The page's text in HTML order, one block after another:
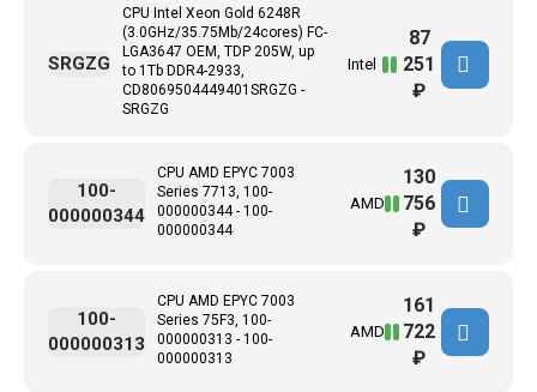
CPU Intel Xeon Gold 6248R
(3.0GHz/35.75Mb/24cores) FC-
LGA3647 ОЕМ, TDP 205W, up
to 1Tb DDR4-2933,
CD8069504449401SRGZG -
SRGZG
Intel
SRGZG
87
251
₽
CPU AMD EPYC 7003
Series 7713, 100-
000000344 - 100-
000000344
AMD
100-
000000344
130
756
₽
CPU AMD EPYC 7003
Series 75F3, 100-
000000313 - 100-
000000313
AMD
100-
000000313
161
722
₽